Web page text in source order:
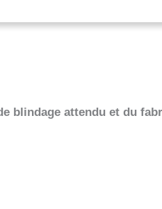
blindage attendu et du